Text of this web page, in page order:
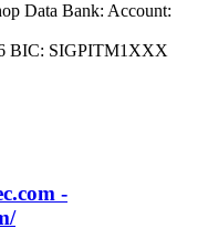
Data Bank: Account:
BIC: SIGPITM1XXX
-